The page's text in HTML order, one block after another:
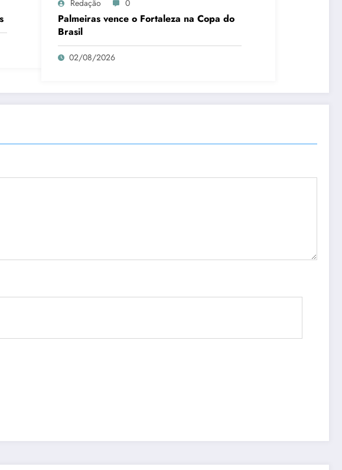
Redação 0
Palmeiras vence o Fortaleza na Copa do
Brasil
02/08/2026